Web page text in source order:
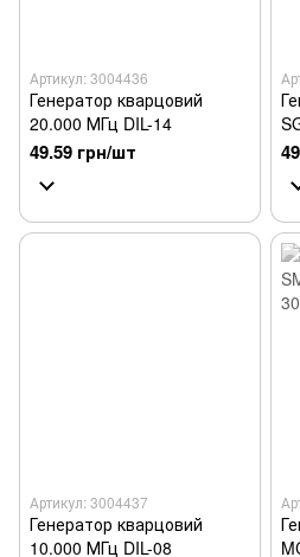
Артикул: 3004436
Генератор кварцовий
20.000 МГц DIL-14
49.59 грн/шт
Артикул: 3004437
Генератор кварцовий
10.000 МГц DIL-08